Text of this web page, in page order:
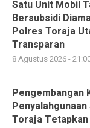
Satu Unit Mobil
Bersubsidi
Polres Toraja
Transparan
8 Agustus 2026 -
Pengembangan
Toraja